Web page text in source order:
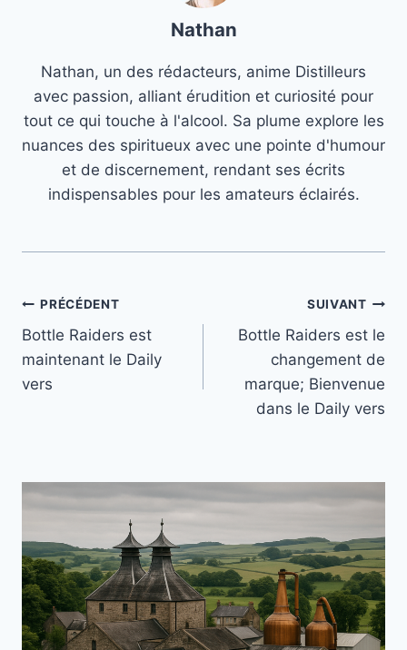
Nathan
Nathan, un des rédacteurs, anime Distilleurs
avec passion, alliant érudition et curiosité pour
tout ce qui touche à l'alcool. Sa plume explore les
nuances des spiritueux avec une pointe d'humour
et de discernement, rendant ses écrits
indispensables pour les amateurs éclairés.
Navigation
de
l’article
PRÉCÉDENT
Bottle Raiders est
maintenant le Daily
vers
SUIVANT
Bottle Raiders est le
changement de
marque; Bienvenue
dans le Daily vers